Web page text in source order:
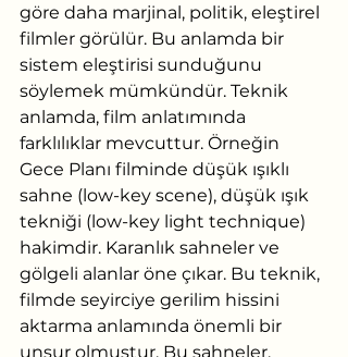
göre daha marjinal, politik, eleştirel
filmler görülür. Bu anlamda bir
sistem eleştirisi sunduğunu
söylemek mümkündür. Teknik
anlamda, film anlatımında
farklılıklar mevcuttur. Örneğin
Gece Planı filminde düşük ışıklı
sahne (low-key scene), düşük ışık
tekniği (low-key light technique)
hakimdir. Karanlık sahneler ve
gölgeli alanlar öne çıkar. Bu teknik,
filmde seyirciye gerilim hissini
aktarma anlamında önemli bir
unsur olmuştur. Bu sahneler,